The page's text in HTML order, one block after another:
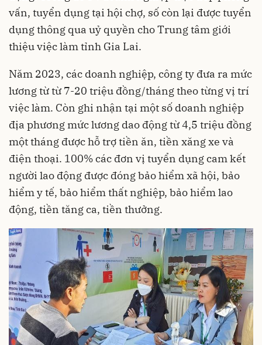
vấn, tuyển dụngtại hội chợ, số còn lại được tuyển
dụng thông qua uỷ quyền cho Trung tâm giới
thiệu việc làm tỉnh Gia Lai.
Năm 2023, các doanh nghiệp, công ty đưa ra mức
lương từ từ 7-20 triệu đồng/tháng theo từng vị trí
việc làm. Còn ghi nhận tại một số doanh nghiệp
địa phương mức lương dao động từ 4,5 triệu đồng
một tháng được hỗ trợ tiền ăn, tiền xăng xe và
điện thoại. 100% các đơn vị tuyển dụng cam kết
người lao động được đóng bảo hiểm xã hội, bảo
hiểm y tế, bảo hiểm thất nghiệp, bảo hiểm lao
động, tiền tăng ca, tiền thưởng.